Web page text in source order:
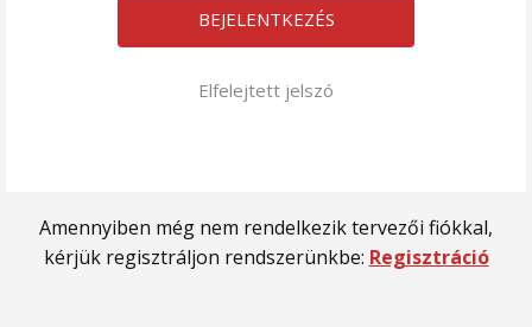
Elfelejtett jelszó
Amennyiben még nem rendelkezik tervezői fiókkal,
kérjük regisztráljon rendszerünkbe: Regisztráció